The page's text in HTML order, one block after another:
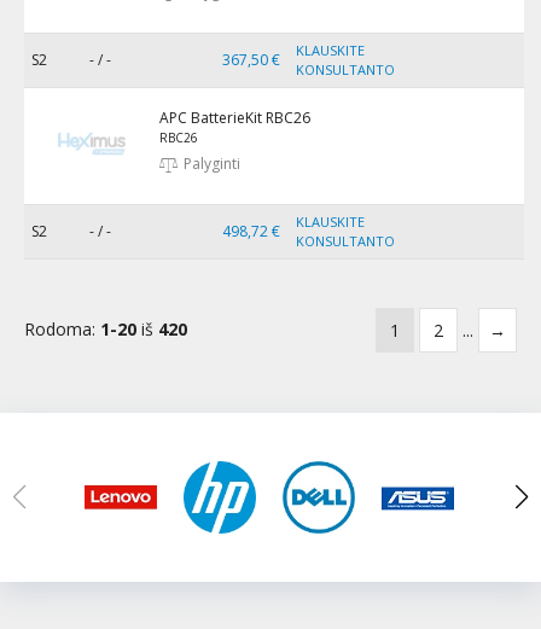
S2 - / - 367,50 €
KLAUSKITE
KONSULTANTO
APC BatterieKit RBC26
RBC26
Palyginti
S2 - / - 498,72 €
KLAUSKITE
KONSULTANTO
1 2 ... →
Rodoma: 1-20 iš 420